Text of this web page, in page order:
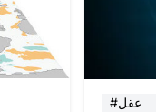
#عقل